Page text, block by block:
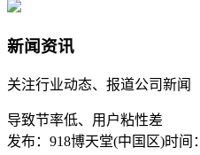
新闻资讯
关注行业动态、报道公司新闻
导致节率低、用户粘性差
发布：918博天堂(中国区)时间